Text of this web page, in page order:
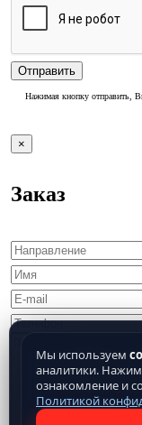
Нажимая кнопку отправить,
×
Заказ
Мы используем
аналитики.
ознакомление и
Политикой